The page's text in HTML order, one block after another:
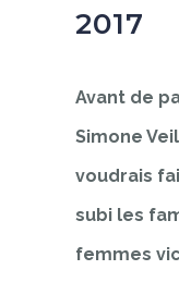
2017
Avant de
Simone
voudrais
subi les
femmes